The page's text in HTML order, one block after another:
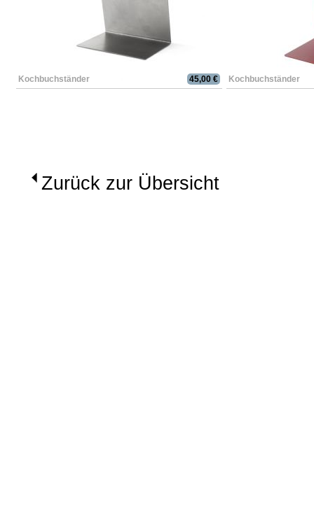
Kochbuchständer 45,00 € Kochbuchständer
Zurück zur Übersicht